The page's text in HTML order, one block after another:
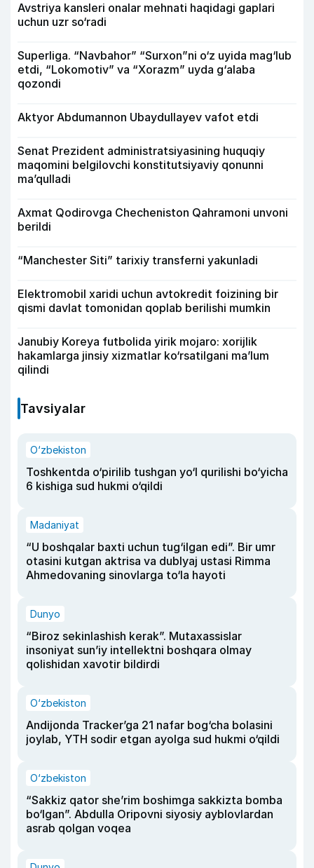
Avstriya kansleri onalar mehnati haqidagi gaplari
uchun uzr so‘radi
Superliga. “Navbahor” “Surxon”ni o‘z uyida mag‘lub
etdi, “Lokomotiv” va “Xorazm” uyda g‘alaba
qozondi
Aktyor Abdu­mannon Ubaydullayev vafot etdi
Senat Prezident administratsiyasining huquqiy
maqomini belgilovchi konstitutsiyaviy qonunni
ma’qulladi
Axmat Qodirovga Checheniston Qahramoni unvoni
berildi
“Manchester Siti” tarixiy transferni yakunladi
Elektromobil xaridi uchun avtokredit foizining bir
qismi davlat tomonidan qoplab berilishi mumkin
Janubiy Koreya futbolida yirik mojaro: xorijlik
hakamlarga jinsiy xizmatlar ko‘rsatilgani ma’lum
qilindi
Tavsiyalar
O‘zbekiston
Toshkentda o‘pirilib tushgan yo‘l qurilishi bo‘yicha
6 kishiga sud hukmi o‘qildi
Madaniyat
“U boshqalar baxti uchun tug‘ilgan edi”. Bir umr
otasini kutgan aktrisa va dublyaj ustasi Rimma
Ahmedovaning sinovlarga to‘la hayoti
Dunyo
“Biroz sekinlashish kerak”. Mutaxassislar
insoniyat sun’iy intellektni boshqara olmay
qolishidan xavotir bildirdi
O‘zbekiston
Andijonda Tracker’ga 21 nafar bog‘cha bolasini
joylab, YTH sodir etgan ayolga sud hukmi o‘qildi
O‘zbekiston
“Sakkiz qator she’rim boshimga sakkizta bomba
bo‘lgan”. Abdulla Oripovni siyosiy ayblovlardan
asrab qolgan voqea